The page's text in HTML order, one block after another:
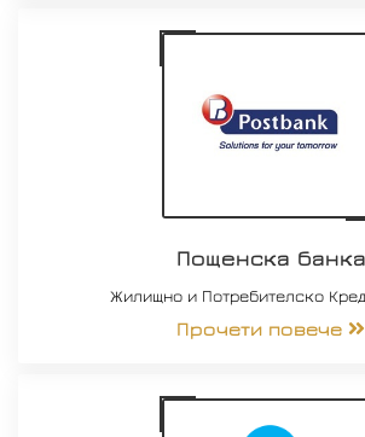
Пощенска банка
Жилищно и Потребителско
Прочети повече